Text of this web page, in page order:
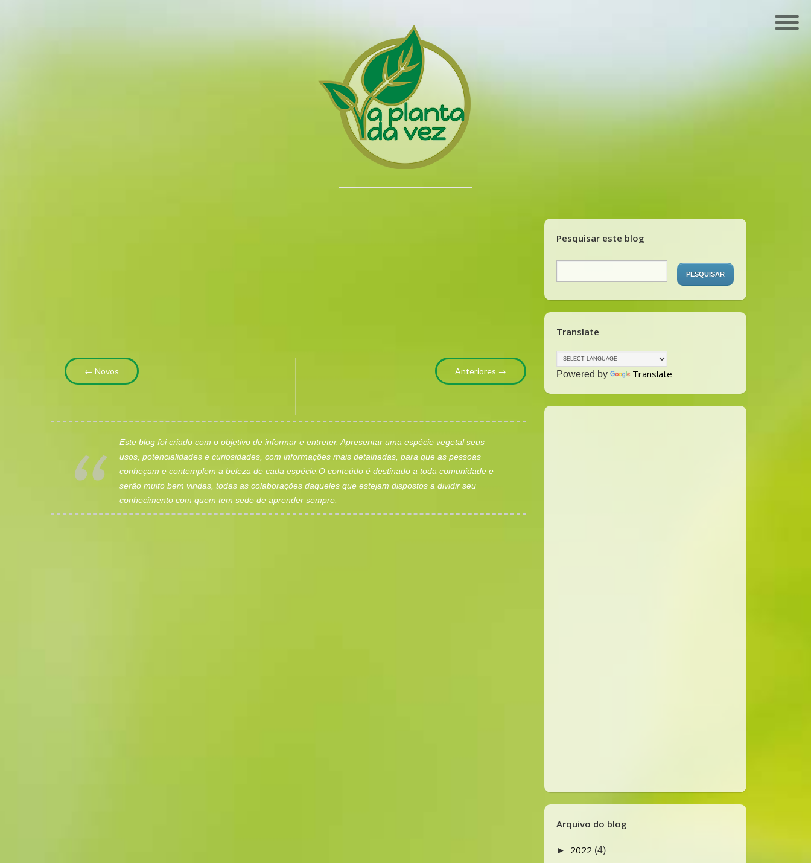
← Novos Anteriores →
Este blog foi criado com o objetivo de informar e entreter. Apresentar uma espécie vegetal seus
usos, potencialidades e curiosidades, com informações mais detalhadas, para que as pessoas
conheçam e contemplem a beleza de cada espécie.O conteúdo é destinado a toda comunidade e
serão muito bem vindas, todas as colaborações daqueles que estejam dispostos a dividir seu
conhecimento com quem tem sede de aprender sempre.
Pesquisar este blog
Translate
Powered by Translate
Arquivo do blog
► 2022 (4)